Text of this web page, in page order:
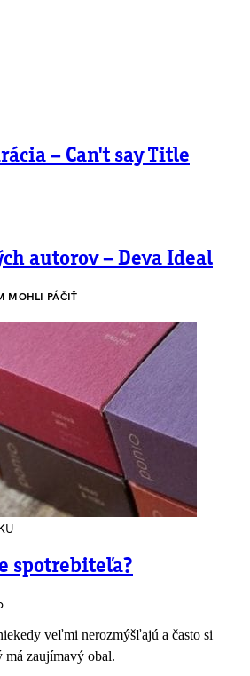
– Can't say Title
autorov – Deva Ideal
MOHLI PÁČIŤ
spotrebiteľa?
veľmi nerozmýšľajú a často si
zaujímavý obal.